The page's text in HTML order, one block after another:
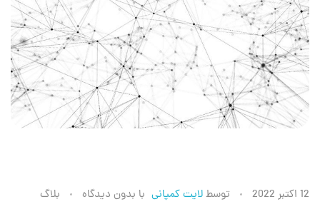
ه
12 اکتبر 2022 توسطلایت کمپانی با بدون دیدگاه بلاگ